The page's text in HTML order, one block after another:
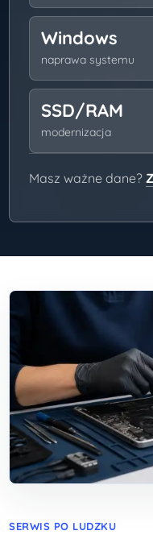
Windows
naprawa systemu
SSD/RAM
modernizacja
Masz ważne dane?
SERWIS PO LUDZKU